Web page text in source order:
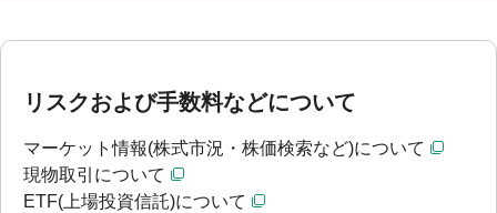
リスクおよび手数料などについて
マーケット情報(株式市況・株価検索など)について
現物取引について
ETF(上場投資信託)について